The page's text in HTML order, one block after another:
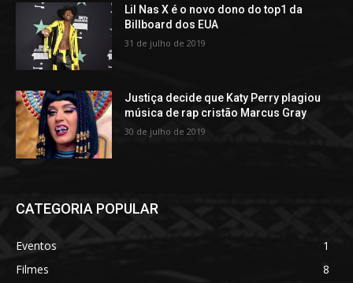
Lil Nas X é o novo dono do top1 da
Billboard dos EUA
31 de julho de 2019
Justiça decide que Katy Perry plagiou
música de rap cristão Marcus Gray
30 de julho de 2019
CATEGORIA POPULAR
Eventos
1
Filmes
8